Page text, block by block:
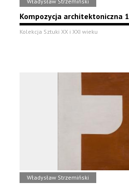
Kompozycja architektoniczna 1
Kolekcja Sztuki XX i XXI wieku
Władysław Strzemiński